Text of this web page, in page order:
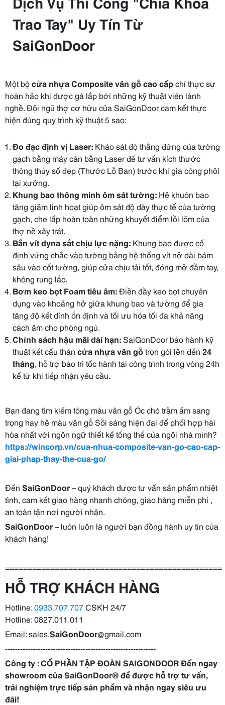
Trao Tay" Uy Tín Từ
SaiGonDoor
Một bộcửa nhựa Composite vân gỗ cao cấpchỉ thực sự
hoàn hảo khi được gá lắp bởi những kỹ thuật viên lành
nghề. Đội ngũ thợ cơ hữu của SaiGonDoor cam kết thực
hiện đúng quy trình kỹ thuật 5 sao:
Đo đạc định vị Laser: Khảo sát độ thẳng đứng của tường
gạch bằng máy cân bằng Laser để tư vấn kích thước
thông thủy số đẹp (Thước Lỗ Ban) trước khi gia công phôi
tại xưởng.
Khung bao thông minh ôm sát tường: Hệ khuôn bao
tăng giảm linh hoạt giúp ôm sát độ dày thực tế của tường
gạch, che lấp hoàn toàn những khuyết điểm lồi lõm của
thợ nề xây trát.
Bắn vít dyna sắt chịu lực nặng: Khung bao được cố
định vững chắc vào tường bằng hệ thống vít nở dài bám
sâu vào cốt tường, giúp cửa chịu tải tốt, đóng mở đầm tay,
không rung lắc.
Bơm keo bọt Foam tiêu âm:Điền đầy keo bọt chuyên
dụng vào khoảng hở giữa khung bao và tường để gia
tăng độ kết dính ổn định và tối ưu hóa tối đa khả năng
cách âm cho phòng ngủ.
Chính sách hậu mãi dài hạn:SaiGonDoor bảo hành kỹ
thuật kết cấu thân cửa nhựa vân gỗtrọn gói lên đến 24
tháng, hỗ trợ bảo trì tốc hành tại công trình trong vòng 24h
kể từ khi tiếp nhận yêu cầu.
Bạn đang tìm kiếm tông màu vân gỗ Óc chó trầm ấm sang
trọng hay hệ màu vân gỗ Sồi sáng hiện đại để phối hợp hài
hòa nhất với ngôn ngữ thiết kế tổng thể của ngôi nhà mình?
https://wincorp.vn/cua-nhua-composite-van-go-cao-cap-
giai-phap-thay-the-cua-go/
Đến SaiGonDoor– quý khách được tư vấn sản phẩm nhiệt
tình, cam kết giao hàng nhanh chóng, giao hàng miễn phí ,
an toàn tận nơi người nhận.
SaiGonDoor– luôn luôn là người bạn đồng hành uy tín của
khách hàng!
================================================
HỖ TRỢ KHÁCH HÀNG
Hotline:0933.707.707CSKH 24/7
Hotline: 0827.011.011
Email: sales.SaiGonDoor@gmail.com
------------------------------------------------------------
Công ty : CỔ PHẦN TẬP ĐOÀN SAIGONDOOR Đến ngay
showroom củaSaiGonDoor® để được hỗ trợ tư vấn,
trải nghiệm trực tiếp sản phẩm và nhận ngay siêu ưu
đãi!